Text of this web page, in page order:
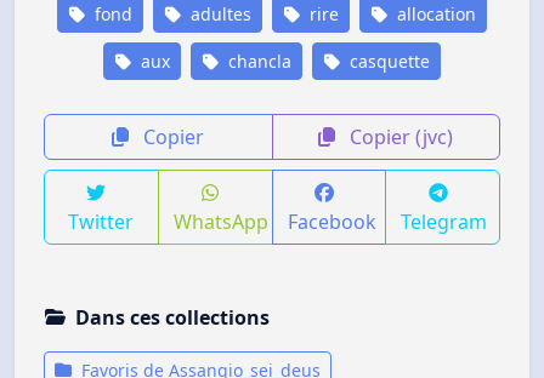
fond adultes rire allocation
aux chancla casquette
Copier Copier (jvc)
Twitter WhatsApp Facebook Telegram
Dans ces collections
Favoris de Assangio_sei_deus